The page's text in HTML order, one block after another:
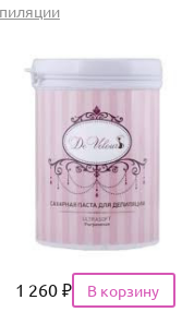
Цена
1 260 ₽